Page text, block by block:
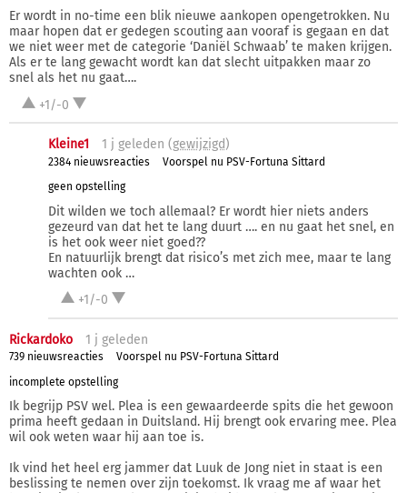
Er wordt in no-time een blik nieuwe aankopen opengetrokken. Nu
maar hopen dat er gedegen scouting aan vooraf is gegaan en dat
we niet weer met de categorie ‘Daniël Schwaab’ te maken krijgen.
Als er te lang gewacht wordt kan dat slecht uitpakken maar zo
snel als het nu gaat….
+1/-0
Kleine1 1 j geleden (gewijzigd)
2384 nieuwsreacties
Voorspel nu PSV-Fortuna Sittard
geen opstelling
Dit wilden we toch allemaal? Er wordt hier niets anders
gezeurd van dat het te lang duurt …. en nu gaat het snel, en
is het ook weer niet goed??
En natuurlijk brengt dat risico’s met zich mee, maar te lang
wachten ook …
+1/-0
Rickardoko 1 j geleden
739 nieuwsreacties
Voorspel nu PSV-Fortuna Sittard
incomplete opstelling
Ik begrijp PSV wel. Plea is een gewaardeerde spits die het gewoon
prima heeft gedaan in Duitsland. Hij brengt ook ervaring mee. Plea
wil ook weten waar hij aan toe is.
Ik vind het heel erg jammer dat Luuk de Jong niet in staat is een
beslissing te nemen over zijn toekomst. Ik vraag me af waar het